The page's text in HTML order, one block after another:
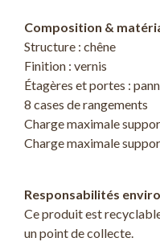
Composition &
Structure : chêne
Finition : vernis
Étagères et portes :
8 cases de rangements
Charge maximale
Charge maximale
Responsabilités
Ce produit est
un point de collecte.